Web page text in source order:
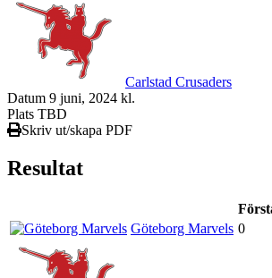
Carlstad Crusaders
Datum 9 juni, 2024 kl.
Plats TBD
Skriv ut/skapa PDF
Resultat
Göteborg Marvels 0